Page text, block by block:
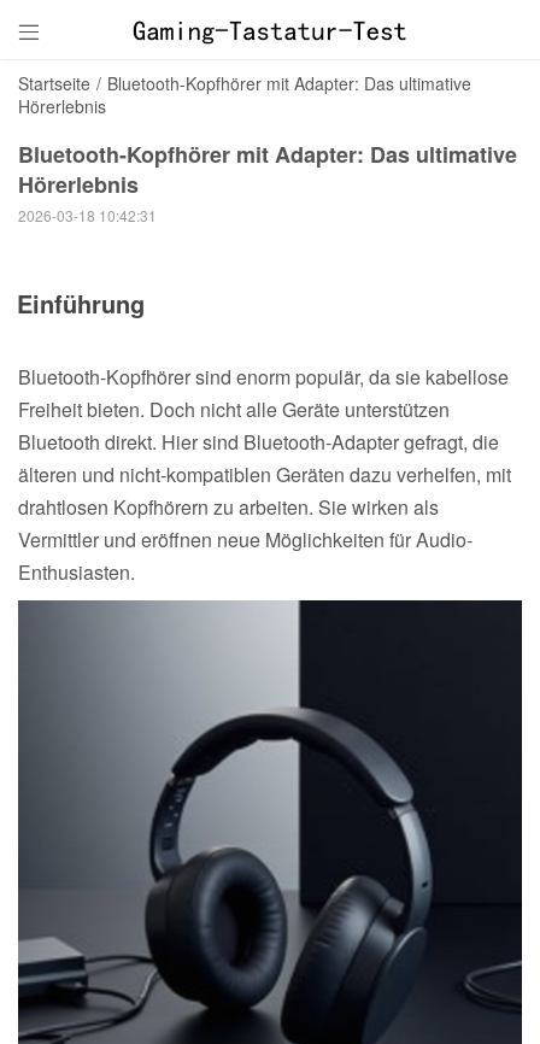

Startseite / Bluetooth-Kopfhörer mit Adapter: Das ultimative
Hörerlebnis
Bluetooth-Kopfhörer mit Adapter: Das ultimative
Hörerlebnis
2026-03-18 10:42:31
Einführung
Bluetooth-Kopfhörer sind enorm populär, da sie kabellose
Freiheit bieten. Doch nicht alle Geräte unterstützen
Bluetooth direkt. Hier sind Bluetooth-Adapter gefragt, die
älteren und nicht-kompatiblen Geräten dazu verhelfen, mit
drahtlosen Kopfhörern zu arbeiten. Sie wirken als
Vermittler und eröffnen neue Möglichkeiten für Audio-
Enthusiasten.